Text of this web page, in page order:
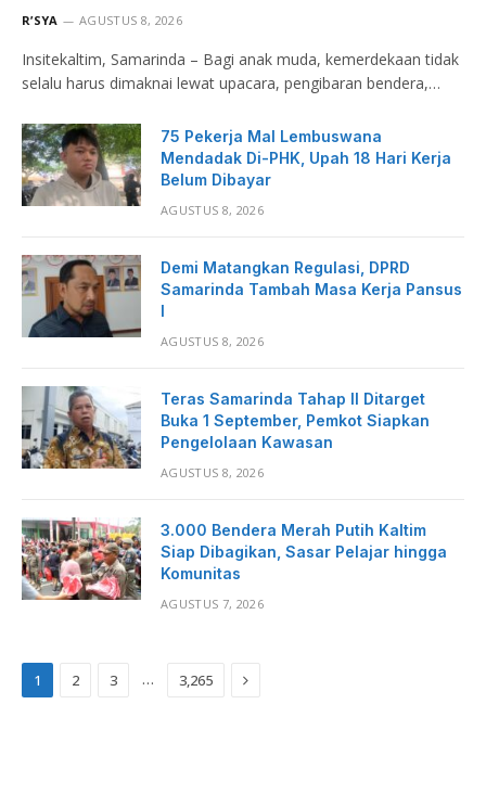
R’SYA AGUSTUS 8, 2026
Insitekaltim, Samarinda – Bagi anak muda, kemerdekaan tidak
selalu harus dimaknai lewat upacara, pengibaran bendera,…
75 Pekerja Mal Lembuswana
Mendadak Di-PHK, Upah 18 Hari Kerja
Belum Dibayar
AGUSTUS 8, 2026
Demi Matangkan Regulasi, DPRD
Samarinda Tambah Masa Kerja Pansus
I
AGUSTUS 8, 2026
Teras Samarinda Tahap II Ditarget
Buka 1 September, Pemkot Siapkan
Pengelolaan Kawasan
AGUSTUS 8, 2026
3.000 Bendera Merah Putih Kaltim
Siap Dibagikan, Sasar Pelajar hingga
Komunitas
AGUSTUS 7, 2026
1 2 3 … 3,265 Next